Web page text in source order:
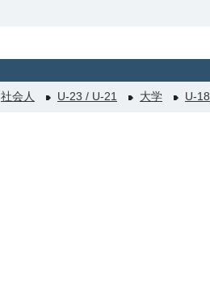
社会人 U-23 / U-21 大学 U-18